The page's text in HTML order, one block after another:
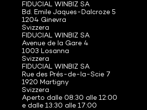
FIDUCIAL WINBIZ SA
Bd. Emile Jaques-Dalcroze 5
1204 Ginevra
Svizzera
FIDUCIAL WINBIZ SA
Avenue de la Gare 4
1003 Losanna
Svizzera
FIDUCIAL WINBIZ SA
Rue des Prés-de-la-Scie 7
1920 Martigny
Svizzera
Aperto dalle 08:30 alle 12:00
e dalle 13:30 alle 17:00